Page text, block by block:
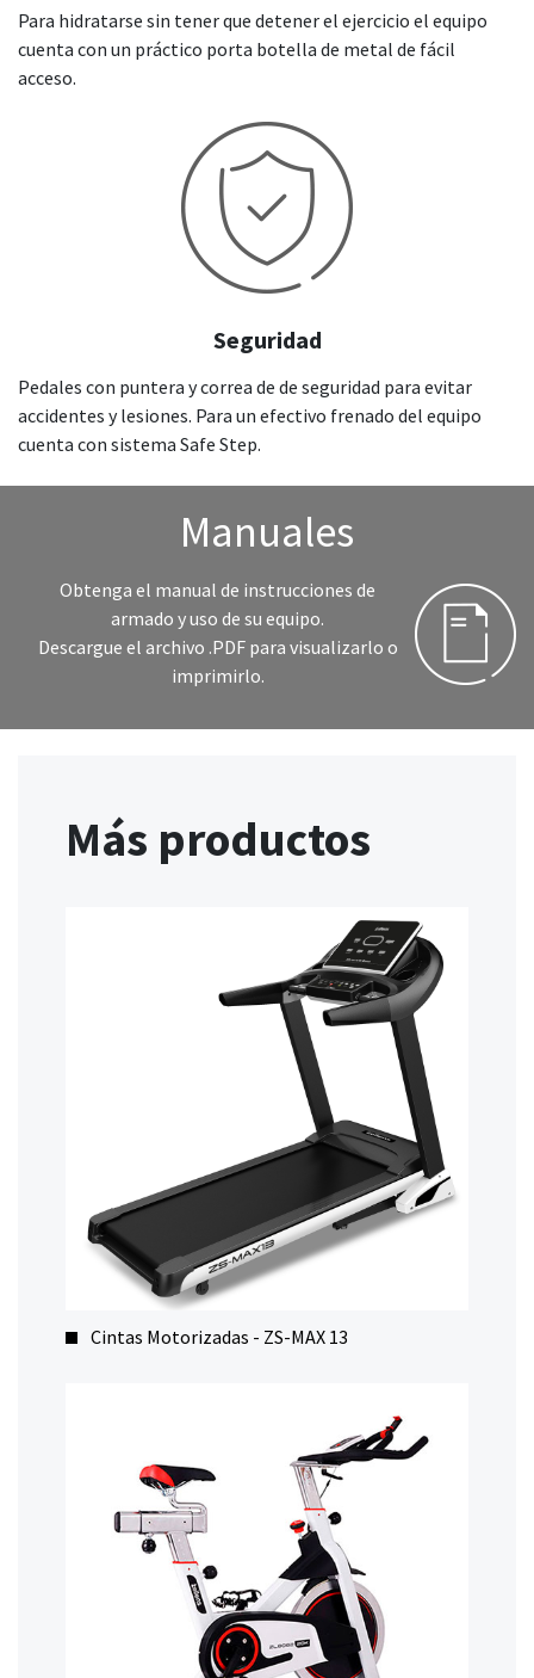
Para hidratarse sin tener que detener el ejercicio el equipo
cuenta con un práctico porta botella de metal de fácil
acceso.
Seguridad
Pedales con puntera y correa de de seguridad para evitar
accidentes y lesiones. Para un efectivo frenado del equipo
cuenta con sistema Safe Step.
Manuales
Obtenga el manual de instrucciones de
armado y uso de su equipo.
Descargue el archivo .PDF para visualizarlo o
imprimirlo.
Más productos
Cintas Motorizadas - ZS-MAX 13